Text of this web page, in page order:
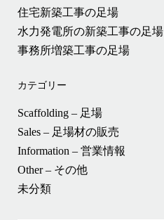
住宅新築工事の足場
水力発電所の新築工事の足場
事務所増築工事の足場
カテゴリー
Scaffolding – 足場
Sales – 足場材の販売
Information – 営業情報
Other – その他
未分類